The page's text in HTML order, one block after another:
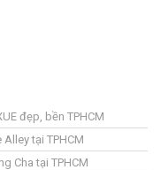
đẹp, bền TPHCM
tại TPHCM
Cha tại TPHCM